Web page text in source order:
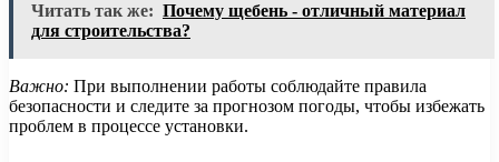
Читать так же: Почему щебень - отличный материал
для строительства?
Важно: При выполнении работы соблюдайте правила
безопасности и следите за прогнозом погоды, чтобы избежать
проблем в процессе установки.